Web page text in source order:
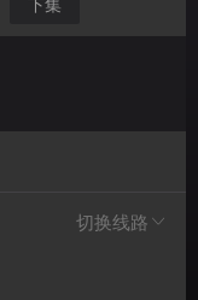
下集
切换线路